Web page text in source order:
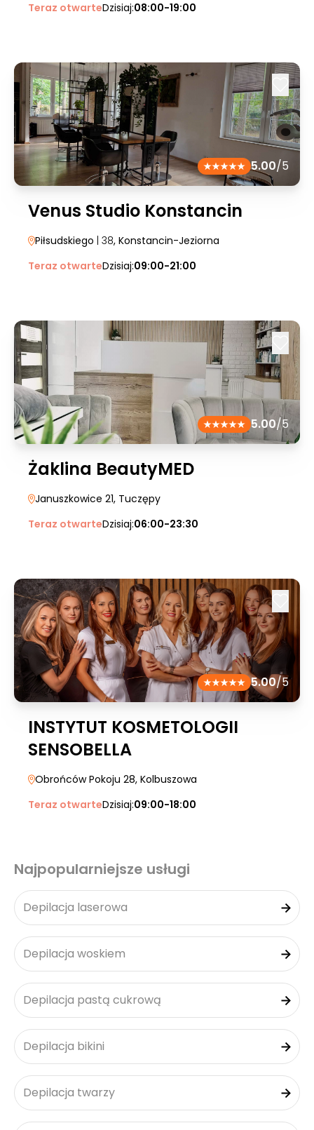
Teraz otwarteDzisiaj:08:00-19:00
5.00/5
Venus Studio Konstancin
Piłsudskiego | 38, Konstancin-Jeziorna
Teraz otwarteDzisiaj:09:00-21:00
5.00/5
Żaklina BeautyMED
Januszkowice 21, Tuczępy
Teraz otwarteDzisiaj:06:00-23:30
5.00/5
INSTYTUT KOSMETOLOGII
SENSOBELLA
Obrońców Pokoju 28, Kolbuszowa
Teraz otwarteDzisiaj:09:00-18:00
Najpopularniejsze usługi
Depilacja laserowa
Depilacja woskiem
Depilacja pastą cukrową
Depilacja bikini
Depilacja twarzy